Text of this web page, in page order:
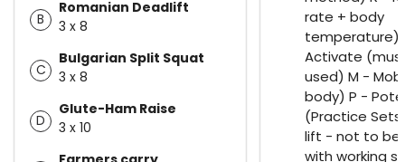
B
Romanian Deadlift
3 x 8
C
Bulgarian Split Squat
3 x 8
D
Glute-Ham Raise
3 x 10
rate + body
temperature)
Activate
used) M -
body) P -
(Practice
lift - not to be
with working